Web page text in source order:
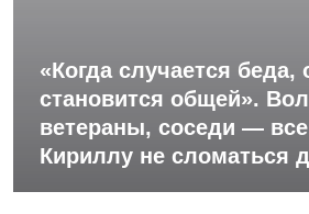
«Когда случается беда,
становится общей».
ветераны, соседи —
Кириллу не сломаться